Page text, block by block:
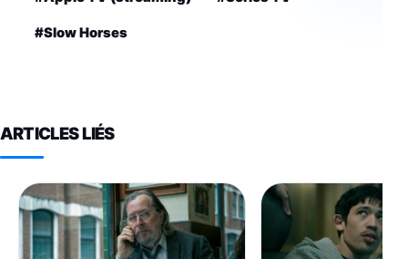
#Slow Horses
ARTICLES LIÉS